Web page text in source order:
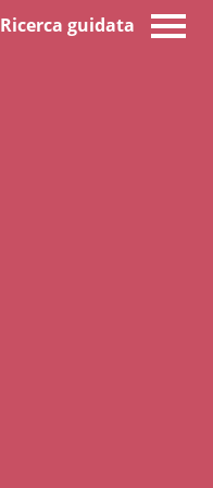
Ricerca guidata